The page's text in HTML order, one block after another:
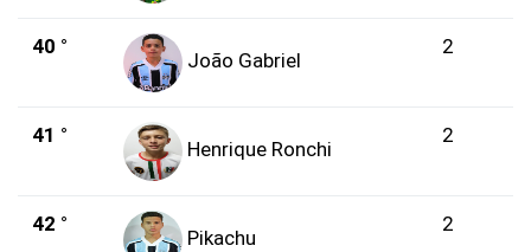
40 °
João Gabriel
2
41 °
Henrique Ronchi
2
42 °
Pikachu
2